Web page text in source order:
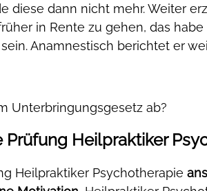
dann nicht mehr. Weiter
in Rente zu gehen, das
Anamnestisch berichtet er
Unterbringungsgesetz ab?
Heilpraktiker
Heilpraktiker Psychotherapie